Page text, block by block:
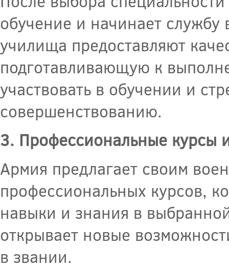
обучение и начинает
училища предоставляют
подготавливающую к
участвовать в обучении и
совершенствованию.
3. Профессиональные курсы
Армия предлагает своим
профессиональных курсов,
навыки и знания в
открывает новые
в звании.